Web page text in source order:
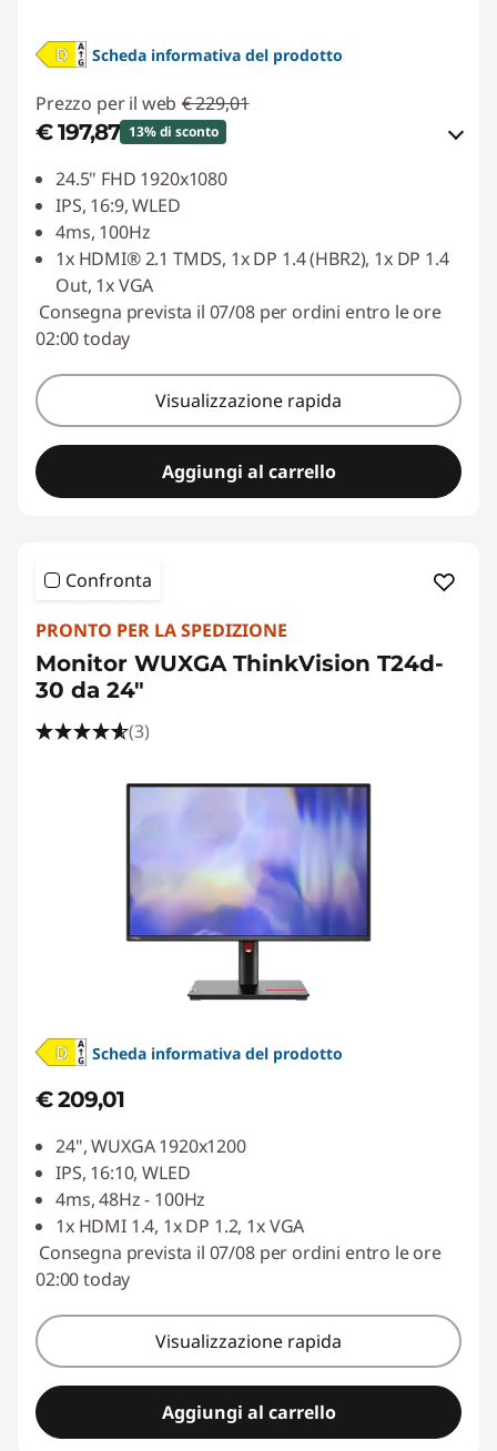
Scheda informativa del prodotto
Prezzo per il web € 229,01
€ 197,87 13% di sconto
Risparmi eCoupon :-€ 31,14
Usa il coupon :
24.5" FHD 1920x1080
IPS, 16:9, WLED
4ms, 100Hz
1x HDMI® 2.1 TMDS, 1x DP 1.4 (HBR2), 1x DP 1.4
Out, 1x VGA
Consegna prevista il 07/08 per ordini entro le ore
02:00 today
Visualizzazione rapida
Aggiungi al carrello
Confronta
PRONTO PER LA SPEDIZIONE
Monitor WUXGA ThinkVision T24d-
30 da 24"
(3)
Scheda informativa del prodotto
€ 209,01
24", WUXGA 1920x1200
IPS, 16:10, WLED
4ms, 48Hz - 100Hz
1x HDMI 1.4, 1x DP 1.2, 1x VGA
Consegna prevista il 07/08 per ordini entro le ore
02:00 today
Visualizzazione rapida
Aggiungi al carrello